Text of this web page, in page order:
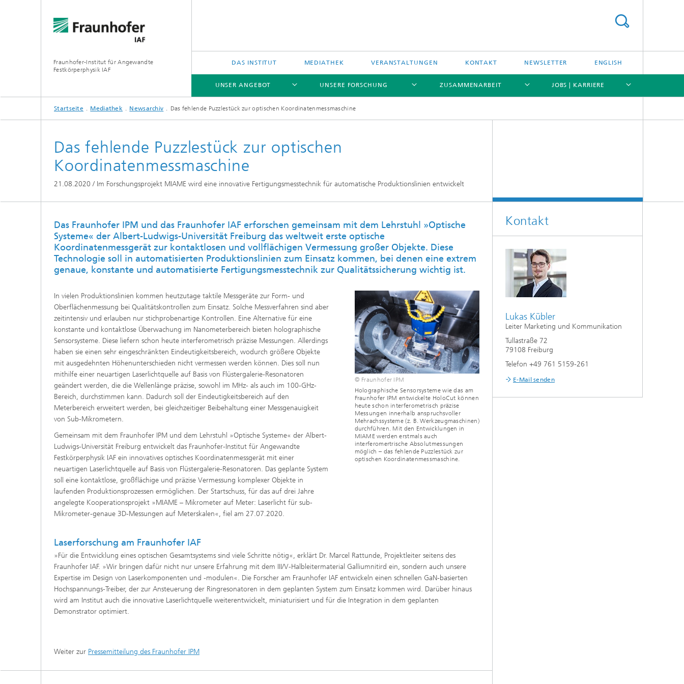
Fraunhofer-Institut für Angewandte
Festkörperphysik IAF
DAS INSTITUT MEDIATHEK VERANSTALTUNGEN KONTAKT NEWSLETTER ENGLISH
UNSER ANGEBOT
UNSER ANGEBOT
GaN-Leistungselektronik
GaN-Hochfrequenzelektronik
UNSERE FORSCHUNG
UNSERE FORSCHUNG
ZUSAMMENARBEIT
ZUSAMMENARBEIT
JOBS | KARRIERE
JOBS | KARRIERE
Startseite Mediathek Newsarchiv Das fehlende Puzzlestück zur optischen Koordinatenmessmaschine
Das fehlende Puzzlestück zur optischen
Koordinatenmessmaschine
21.08.2020 / Im Forschungsprojekt MIAME wird eine innovative Fertigungsmesstechnik für automatische Produktionslinien entwickelt
Das Fraunhofer IPM und das Fraunhofer IAF erforschen gemeinsam mit dem Lehrstuhl »Optische
Systeme« der Albert-Ludwigs-Universität Freiburg das weltweit erste optische
Koordinatenmessgerät zur kontaktlosen und vollflächigen Vermessung großer Objekte. Diese
Technologie soll in automatisierten Produktionslinien zum Einsatz kommen, bei denen eine extrem
genaue, konstante und automatisierte Fertigungsmesstechnik zur Qualitätssicherung wichtig ist.
In vielen Produktionslinien kommen heutzutage taktile Messgeräte zur Form- und
Oberflächenmessung bei Qualitätskontrollen zum Einsatz. Solche Messverfahren sind aber
zeitintensiv und erlauben nur stichprobenartige Kontrollen. Eine Alternative für eine
konstante und kontaktlose Überwachung im Nanometerbereich bieten holographische
Sensorsysteme. Diese liefern schon heute interferometrisch präzise Messungen. Allerdings
haben sie einen sehr eingeschränkten Eindeutigkeitsbereich, wodurch größere Objekte
mit ausgedehnten Höhenunterschieden nicht vermessen werden können. Dies soll nun
mithilfe einer neuartigen Laserlichtquelle auf Basis von Flüstergalerie-Resonatoren
geändert werden, die die Wellenlänge präzise, sowohl im MHz- als auch im 100-GHz-
Bereich, durchstimmen kann. Dadurch soll der Eindeutigkeitsbereich auf den
Meterbereich erweitert werden, bei gleichzeitiger Beibehaltung einer Messgenauigkeit
von Sub-Mikrometern.
Gemeinsam mit dem Fraunhofer IPM und dem Lehrstuhl »Optische Systeme« der Albert-
Ludwigs-Universität Freiburg entwickelt das Fraunhofer-Institut für Angewandte
Festkörperphysik IAF ein innovatives optisches Koordinatenmessgerät mit einer
neuartigen Laserlichtquelle auf Basis von Flüstergalerie-Resonatoren. Das geplante System
soll eine kontaktlose, großflächige und präzise Vermessung komplexer Objekte in
laufenden Produktionsprozessen ermöglichen. Der Startschuss, für das auf drei Jahre
angelegte Kooperationsprojekt »MIAME – Mikrometer auf Meter: Laserlicht für sub-
Mikrometer-genaue 3D-Messungen auf Meterskalen«, fiel am 27.07.2020.
© Fraunhofer IPM
Holographische Sensorsysteme wie das am
Fraunhofer IPM entwickelte HoloCut können
heute schon interferometrisch präzise
Messungen innerhalb anspruchsvoller
Mehrachssysteme (z. B. Werkzeugmaschinen)
durchführen. Mit den Entwicklungen in
MIAME werden erstmals auch
interferomertrische Absolutmessungen
möglich – das fehlende Puzzlestück zur
optischen Koordinatenmessmaschine.
Laserforschung am Fraunhofer IAF
»Für die Entwicklung eines optischen Gesamtsystems sind viele Schritte nötig«, erklärt Dr. Marcel Rattunde, Projektleiter seitens des
Fraunhofer IAF. »Wir bringen dafür nicht nur unsere Erfahrung mit dem III/V-Halbleitermaterial Galliumnitird ein, sondern auch unsere
Expertise im Design von Laserkomponenten und -modulen«. Die Forscher am Fraunhofer IAF entwickeln einen schnellen GaN-basierten
Hochspannungs-Treiber, der zur Ansteuerung der Ringresonatoren in dem geplanten System zum Einsatz kommen wird. Darüber hinaus
wird am Institut auch die innovative Laserlichtquelle weiterentwickelt, miniaturisiert und für die Integration in dem geplanten
Demonstrator optimiert.
Weiter zur Pressemitteilung des Fraunhofer IPM
Kontakt
Lukas Kübler
Leiter Marketing und Kommunikation
Tullastraße 72
79108 Freiburg
Telefon +49 761 5159-261
E-Mail senden